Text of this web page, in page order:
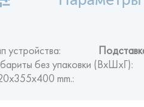
устройства:
без упаковки (ВxШxГ):
mm.: